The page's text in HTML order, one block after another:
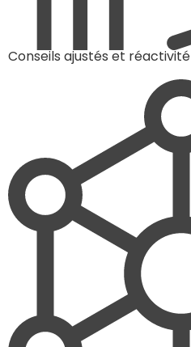
Conseils ajustés et réactivité